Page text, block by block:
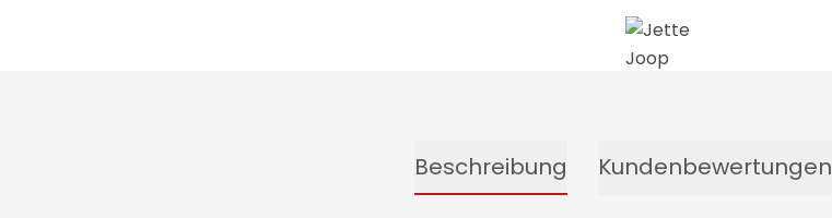
Beschreibung Kundenbewertungen